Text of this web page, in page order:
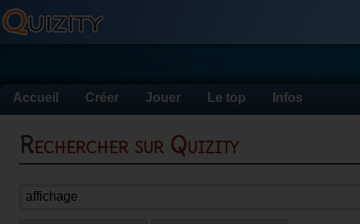
Accueil Créer Jouer Le top Infos
Rechercher sur Quizity